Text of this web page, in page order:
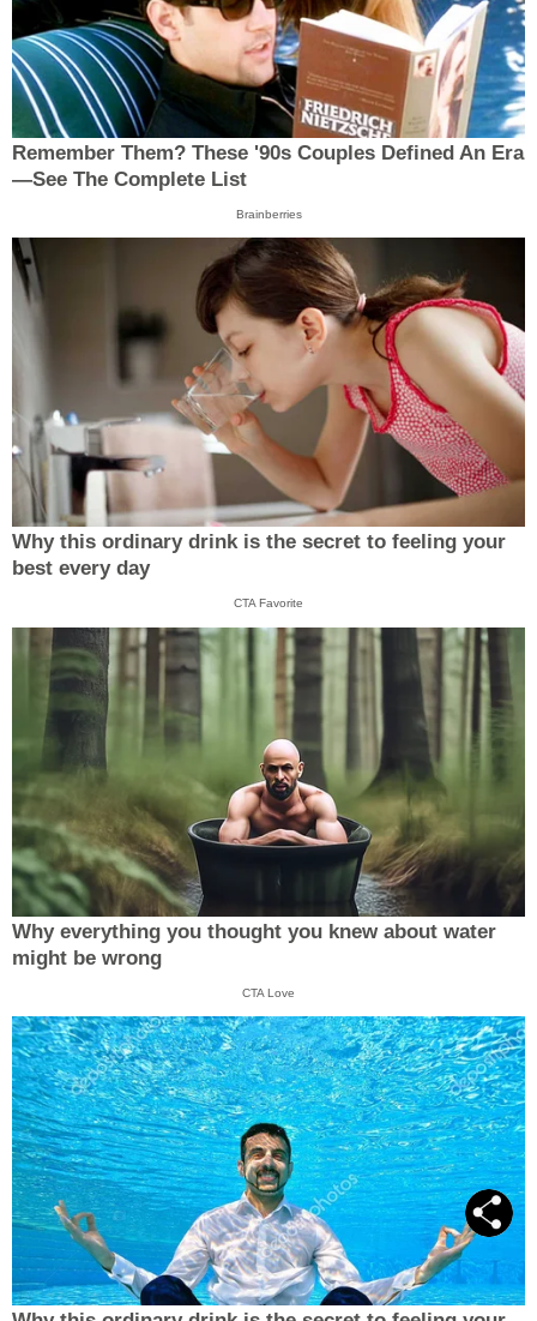
Remember Them? These '90s Couples Defined An Era
—See The Complete List
Brainberries
Why this ordinary drink is the secret to feeling your
best every day
CTA Favorite
Why everything you thought you knew about water
might be wrong
CTA Love